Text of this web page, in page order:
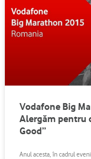
Vodafone Big
Alergăm pentru două cauze
Good”
Anul acesta, în cadrul